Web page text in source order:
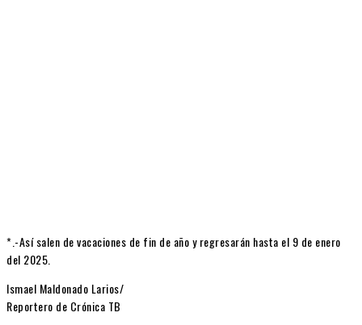
*.-Así salen de vacaciones de fin de año y regresarán hasta el 9 de enero
del 2025.
Ismael Maldonado Larios/
Reportero de Crónica TB